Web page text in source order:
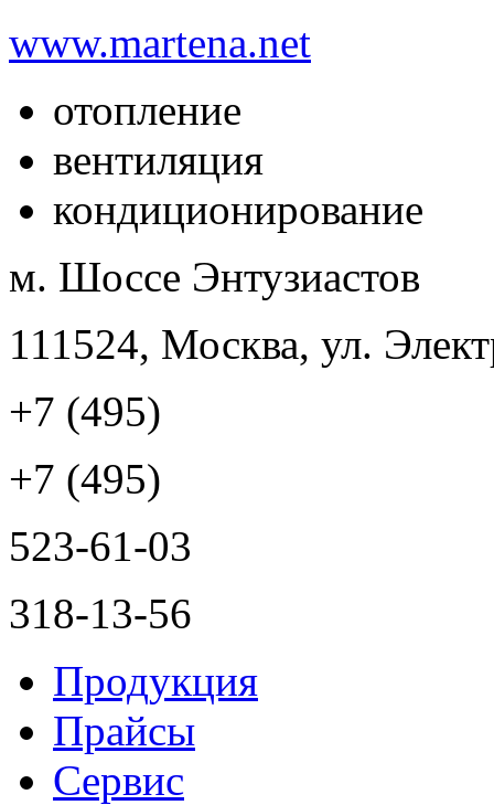
www.martena.net
отопление
вентиляция
кондиционирование
м. Шоссе Энтузиастов
111524, Москва, ул.
+7 (495)
+7 (495)
523-61-03
318-13-56
Продукция
Прайсы
Сервис